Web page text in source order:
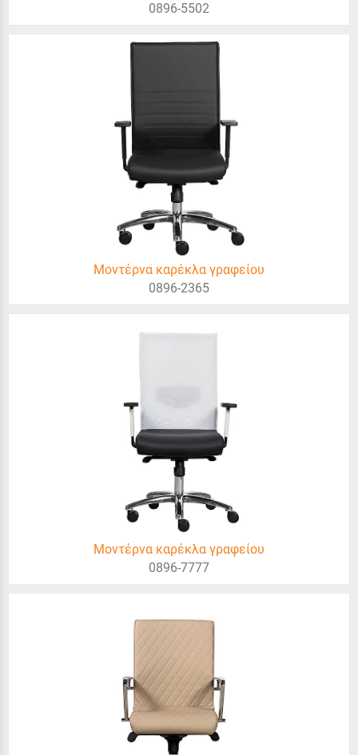
0896-5502
Μοντέρνα καρέκλα γραφείου
0896-2365
Μοντέρνα καρέκλα γραφείου
0896-7777